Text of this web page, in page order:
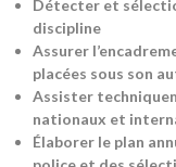
Détecter et
discipline
Assurer
placées sous son
Assister
nationaux et
Élaborer le plan